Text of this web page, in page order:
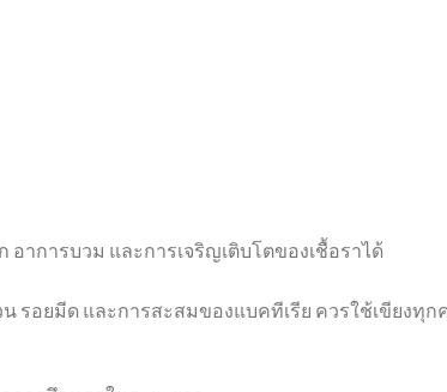
าการบวม และการเจริญเติบโตของเชื้อราได้
รอยมีด และการสะสมของแบคทีเรีย ควรใช้เขียงทุก